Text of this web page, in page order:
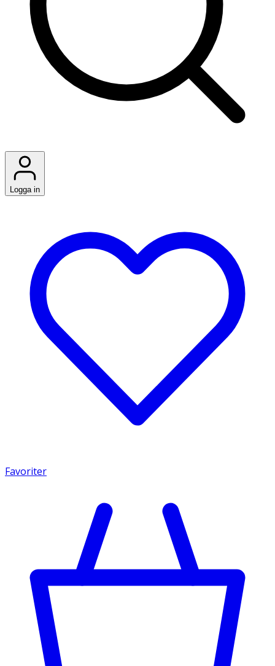
Logga in
Favoriter